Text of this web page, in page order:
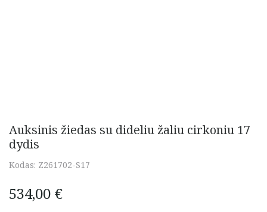
Auksinis žiedas su dideliu žaliu cirkoniu 17
dydis
Kodas: Z261702-S17
534,00 €